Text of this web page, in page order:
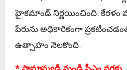
హైకమాండ్ నిర్ణయించింది. కేరళం
పేరును అధికారికంగా
ఉత్సాహం నెలకొంది.